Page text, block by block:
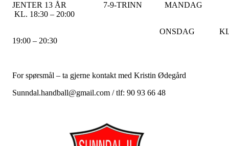
JENTER 13 ÅR 7-9-TRINN MANDAG
KL. 18:30 – 20:00
ONSDAG
19:00 – 20:30
For spørsmål – ta gjerne kontakt med Kristin Ødegård
Sunndal.handball@gmail.com / tlf: 90 93 66 48